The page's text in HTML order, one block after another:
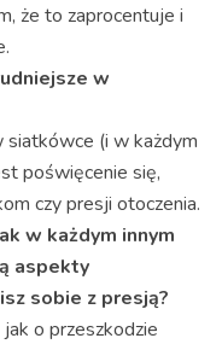
że to zaprocentuje i
w
siatkówce (i w każdym
poświęcenie się,
czy presji otoczenia.
w każdym innym
aspekty
sobie z presją?
o przeszkodzie